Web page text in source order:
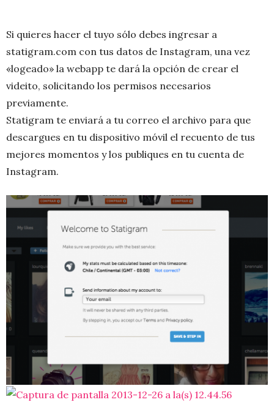
Si quieres hacer el tuyo sólo debes ingresar a
statigram.com con tus datos de Instagram, una vez
«logeado» la webapp te dará la opción de crear el
videito, solicitando los permisos necesarios
previamente.
Statigram te enviará a tu correo el archivo para que
descargues en tu dispositivo móvil el recuento de tus
mejores momentos y los publiques en tu cuenta de
Instagram.